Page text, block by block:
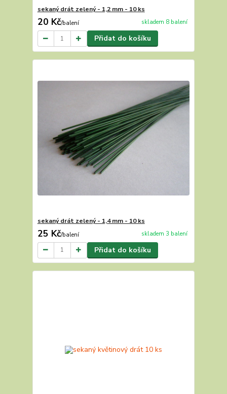
sekaný drát zelený - 1,2 mm - 10 ks
20 Kč/balení skladem 8 balení
Přidat do košíku
sekaný drát zelený - 1,4 mm - 10 ks
25 Kč/balení skladem 3 balení
Přidat do košíku